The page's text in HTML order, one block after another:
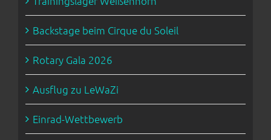
Backstage beim Cirque du Soleil
Rotary Gala 2026
Ausflug zu LeWaZi
Einrad-Wettbewerb